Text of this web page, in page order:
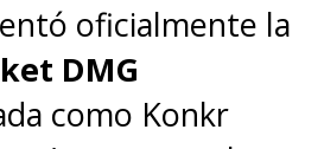
oficialmente la
DMG
como Konkr